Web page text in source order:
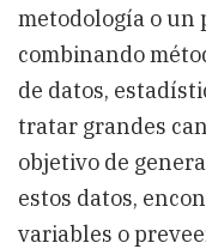
metodología o un
combinando
de datos,
tratar grandes
objetivo de
estos datos,
variables o